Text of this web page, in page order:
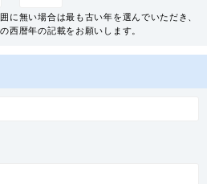
に無い場合は最も古い年を選んでいただき、
西暦年の記載をお願いします。